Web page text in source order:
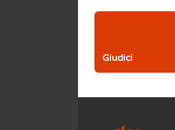
Giudici